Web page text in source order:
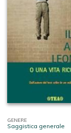
GENERE
Saggistica generale